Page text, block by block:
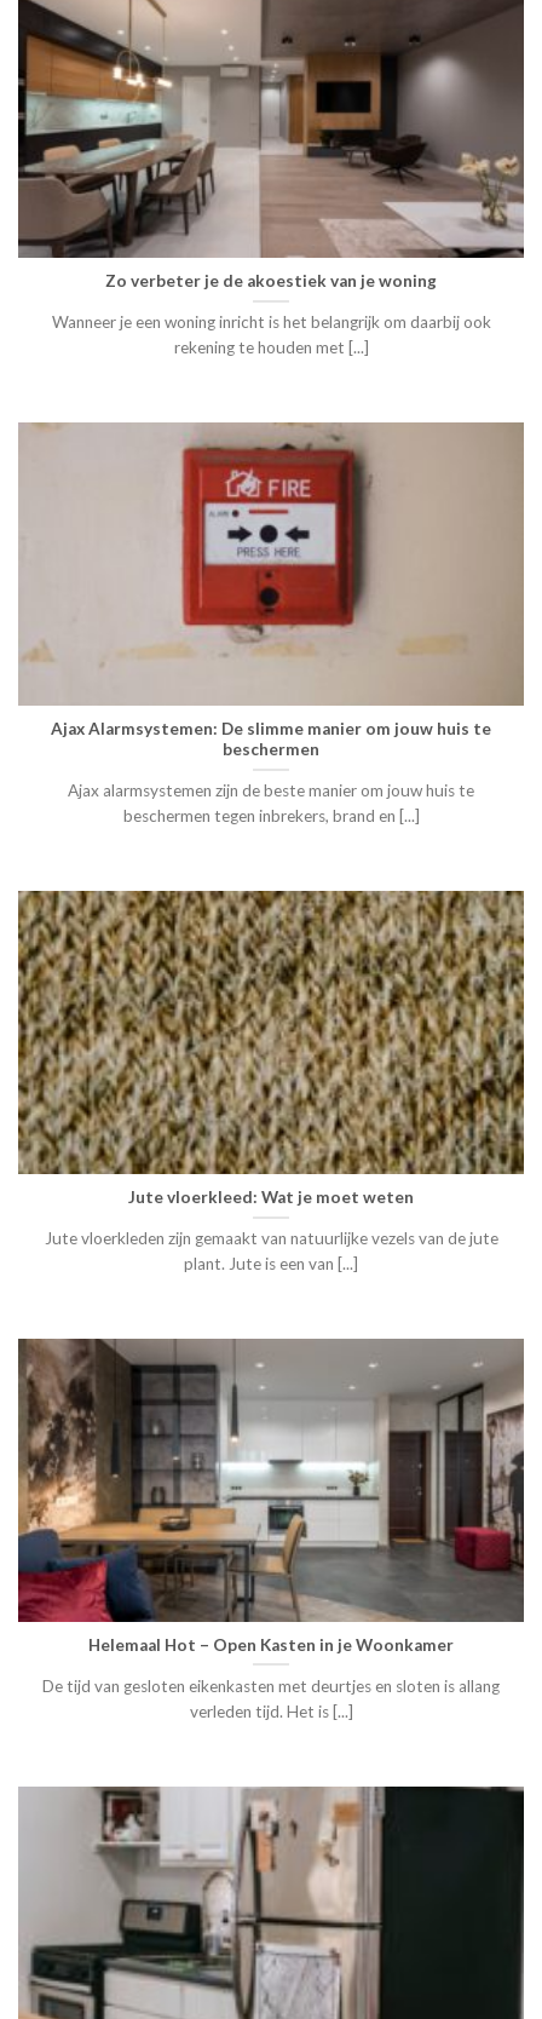
Zo verbeter je de akoestiek van je woning
Wanneer je een woning inricht is het belangrijk om daarbij ook
rekening te houden met [...]
Ajax Alarmsystemen: De slimme manier om jouw huis te
beschermen
Ajax alarmsystemen zijn de beste manier om jouw huis te
beschermen tegen inbrekers, brand en [...]
Jute vloerkleed: Wat je moet weten
Jute vloerkleden zijn gemaakt van natuurlijke vezels van de jute
plant. Jute is een van [...]
Helemaal Hot – Open Kasten in je Woonkamer
De tijd van gesloten eikenkasten met deurtjes en sloten is allang
verleden tijd. Het is [...]